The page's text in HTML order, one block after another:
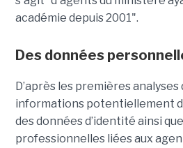
académie depuis 2001".
Des données
D’après les premières
informations potentiellement
des données d’identité ainsi
professionnelles liées aux